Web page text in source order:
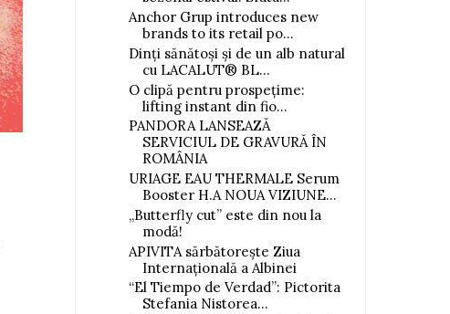
Anchor Grup introduces new
brands to its retail po...
Dinți sănătoși și de un alb natural
cu LACALUT® BL...
O clipă pentru prospețime:
lifting instant din fio...
PANDORA LANSEAZĂ
SERVICIUL DE GRAVURĂ ÎN
ROMÂNIA
URIAGE EAU THERMALE Serum
Booster H.A NOUA VIZIUNE...
„Butterfly cut” este din nou la
modă!
APIVITA sărbătorește Ziua
Internațională a Albinei
“El Tiempo de Verdad”: Pictorita
Stefania Nistorea...